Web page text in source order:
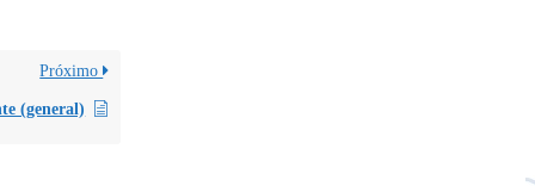
Próximo
(general)